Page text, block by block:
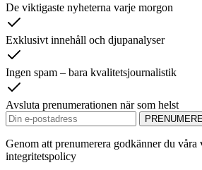
De viktigaste nyheterna varje morgon
Exklusivt innehåll och djupanalyser
Ingen spam – bara kvalitetsjournalistik
Avsluta prenumerationen när som helst
Genom att prenumerera godkänner du
integritetspolicy